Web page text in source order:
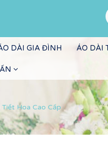
DÀI GIA ĐÌNH ÁO DÀI
Hoa Cao Cấp